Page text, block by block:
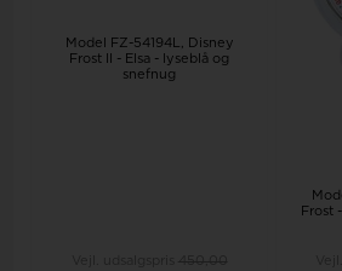
Model FZ-54194L
Disney
Frost II - Elsa - lyseblå og
snefnug
Frost